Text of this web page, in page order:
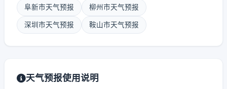
阜新市天气预报 柳州市天气预报
深圳市天气预报 鞍山市天气预报
天气预报使用说明